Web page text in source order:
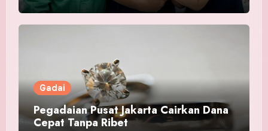
Gadai
Pegadaian Pusat Jakarta Cairkan Dana
Cepat Tanpa Ribet